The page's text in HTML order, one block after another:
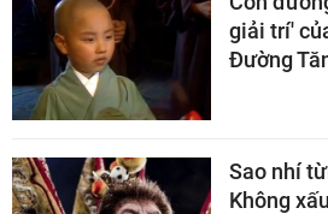
giải trí'
Đường
Sao nhí
Không